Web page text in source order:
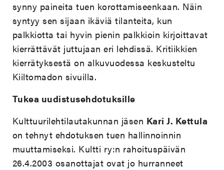
synny paineita tuen korottamiseenkaan. Näin
syntyy sen sijaan ikäviä tilanteita, kun
palkkiotta tai hyvin pienin palkkioin kirjoittavat
kierrättävät juttujaan eri lehdissä. Kritiikkien
kierrätyksestä on alkuvuodessa keskusteltu
Kiiltomadon sivuilla.
Tukea uudistusehdotuksille
Kulttuurilehtilautakunnan jäsen Kari J. Kettula
on tehnyt ehdotuksen tuen hallinnoinnin
muuttamiseksi. Kultti ry:n rahoituspäivän
26.4.2003 osanottajat ovat jo hurranneet